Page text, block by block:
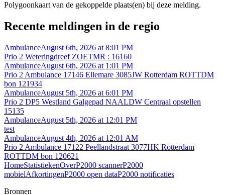
Polygoonkaart van de gekoppelde plaats(en) bij deze melding.
Recente meldingen in de regio
AmbulanceAugust 6th, 2026 at 8:01 PM
Prio 2 Weteringdreef ZOETMR : 16160
AmbulanceAugust 6th, 2026 at 1:01 PM
Prio 2 Ambulance 17146 Ellemare 3085JW Rotterdam ROTTDM
bon 121934
AmbulanceAugust 5th, 2026 at 6:01 PM
Prio 2 DP5 Westland Galgepad NAALDW Centraal opstellen
15135
AmbulanceAugust 5th, 2026 at 12:01 PM
test
AmbulanceAugust 4th, 2026 at 12:01 AM
Prio 2 Ambulance 17122 Peellandstraat 3077HK Rotterdam
ROTTDM bon 120621
HomeStatistiekenOverP2000 scannerP2000
mobielAfkortingenP2000 open dataP2000 notificaties
Bronnen